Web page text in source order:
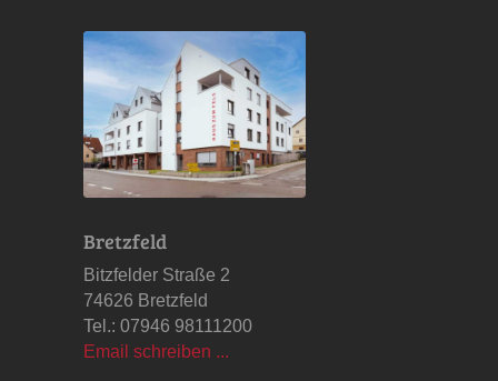
Bretzfeld
Bitzfelder Straße 2
74626 Bretzfeld
Tel.: 07946 98111200
Email schreiben ...